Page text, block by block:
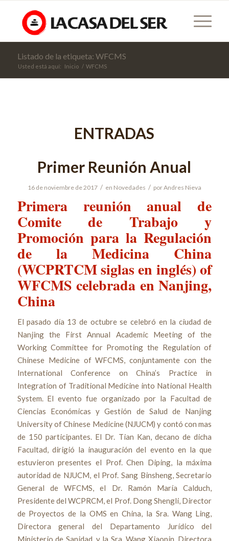
Listado de la etiqueta: WFCMS
Usted está aquí: Inicio / WFCMS
ENTRADAS
Primer Reunión Anual
16 de noviembre de 2017 / en Novedades / porAndres Nieva
Primera reunión anual de
Comite de Trabajo y
Promoción para la Regulación
de la Medicina China
(WCPRTCM siglas en inglés) of
WFCMS celebrada en Nanjing,
China
El pasado día 13 de octubre se celebró en la ciudad de
Nanjing the First Annual Academic Meeting of the
Working Committee for Promoting the Regulation of
Chinese Medicine of WFCMS, conjuntamente con the
International Conference on China’s Practice in
Integration of Traditional Medicine into National Health
System. El evento fue organizado por la Facultad de
Ciencias Económicas y Gestión de Salud de Nanjing
University of Chinese Medicine (NJUCM) y contó con mas
de 150 participantes. El Dr. Tian Kan, decano de dicha
Facultad, dirigió la inauguración del evento en la que
estuvieron presentes el Prof. Chen Diping, la máxima
autoridad de NJUCM, el Prof. Sang Binsheng, Secretario
General de WFCMS, el Dr. Ramón María Calduch,
Presidente del WCPRCM, el Prof. Dong Shengli, Director
de Proyectos de la OMS en China, la Sra. Wang Ling,
Directora general del Departamento Jurídico del
Ministerio de Sanidad, y la Sra. Wang Xiaopin, Directora